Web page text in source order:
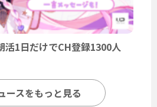
1日だけでCH登録1300人
ースをもっと見る